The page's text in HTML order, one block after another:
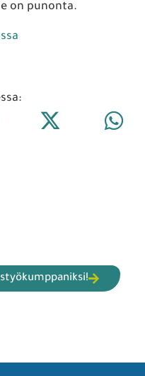
on punonta.